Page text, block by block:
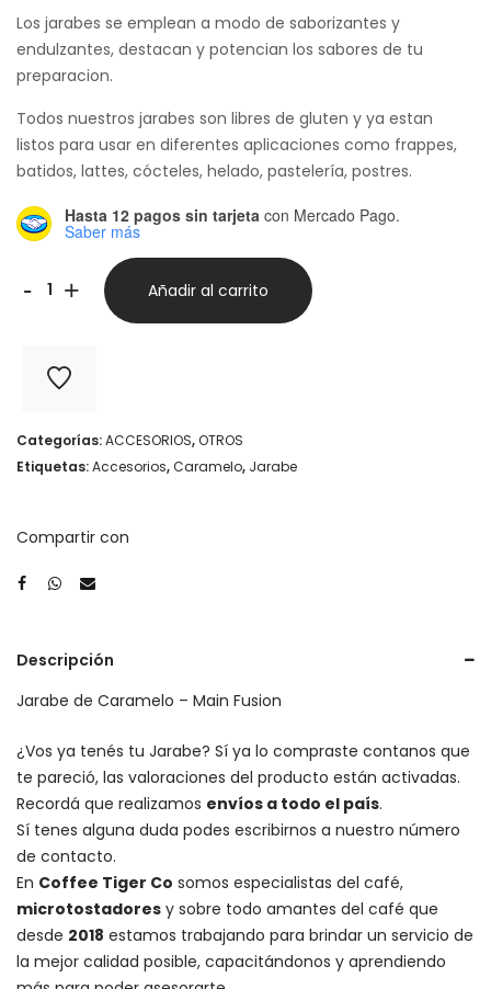
Los jarabes se emplean a modo de saborizantes y
endulzantes, destacan y potencian los sabores de tu
preparacion.
Todos nuestros jarabes son libres de gluten y ya estan
listos para usar en diferentes aplicaciones como frappes,
batidos, lattes, cócteles, helado, pastelería, postres.
Hasta 12 pagos sin tarjeta con Mercado Pago.
Saber más
-
Fusion
+ Añadir al carrito
Categorías:ACCESORIOS,OTROS
Etiquetas:Accesorios,Caramelo, Jarabe
Compartir con
Descripción
Jarabe de Caramelo – Main Fusion
¿Vos ya tenés tu Jarabe? Sí ya lo compraste contanos que
te pareció, las valoraciones del producto están activadas.
Recordá que realizamos envíos a todo el país.
Sí tenes alguna duda podes escribirnos a nuestro número
de contacto.
En Coffee Tiger Co somos especialistas del café,
microtostadores y sobre todo amantes del café que
desde 2018 estamos trabajando para brindar un servicio de
la mejor calidad posible, capacitándonos y aprendiendo